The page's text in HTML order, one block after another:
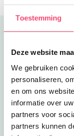
Toestemming
Deze website
We gebruiken
personaliseren,
en om ons
informatie over
partners voor
partners kunnen